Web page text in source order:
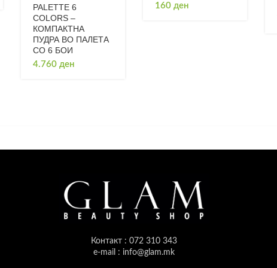
PALETTE 6
COLORS –
КОМПАКТНА
ПУДРА ВО ПАЛЕТА
СО 6 БОИ
4.760ден
160 ден
Контакт : 072 310 343
e-mail : info@glam.mk